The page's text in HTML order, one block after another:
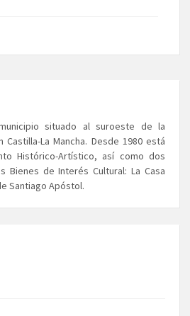
situado al suroeste de la
La Mancha. Desde 1980 está
Histórico-Artístico, así como dos
Bienes de Interés Cultural: La Casa
Santiago Apóstol.